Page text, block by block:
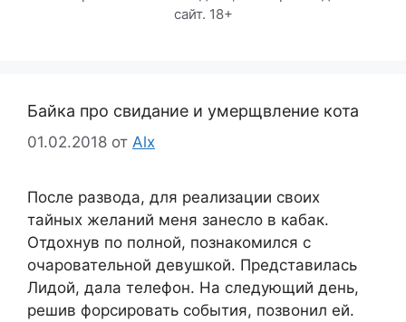
сайт. 18+
Байка про свидание и умерщвление кота
01.02.2018 от Alx
После развода, для реализации своих
тайных желаний меня занесло в кабак.
Отдохнув по полной, познакомился с
очаровательной девушкой. Представилась
Лидой, дала телефон. На следующий день,
решив форсировать события, позвонил ей.